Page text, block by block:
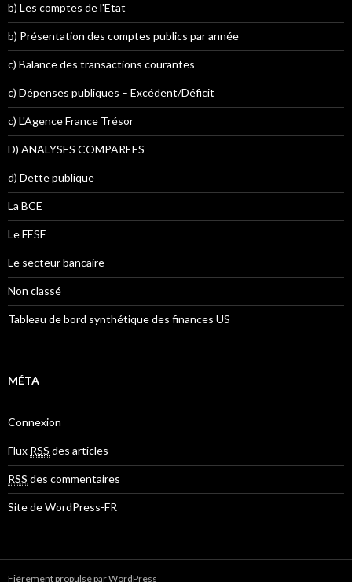
b) Les comptes de l'Etat
b) Présentation des comptes publics par année
c) Balance des transactions courantes
c) Dépenses publiques – Excédent/Déficit
c) L'Agence France Trésor
D) ANALYSES COMPAREES
d) Dette publique
La BCE
Le FESF
Le secteur bancaire
Non classé
Tableau de bord synthétique des finances US
MÉTA
Connexion
Flux RSS des articles
RSS des commentaires
Site de WordPress-FR
Fièrement propulsé par WordPress